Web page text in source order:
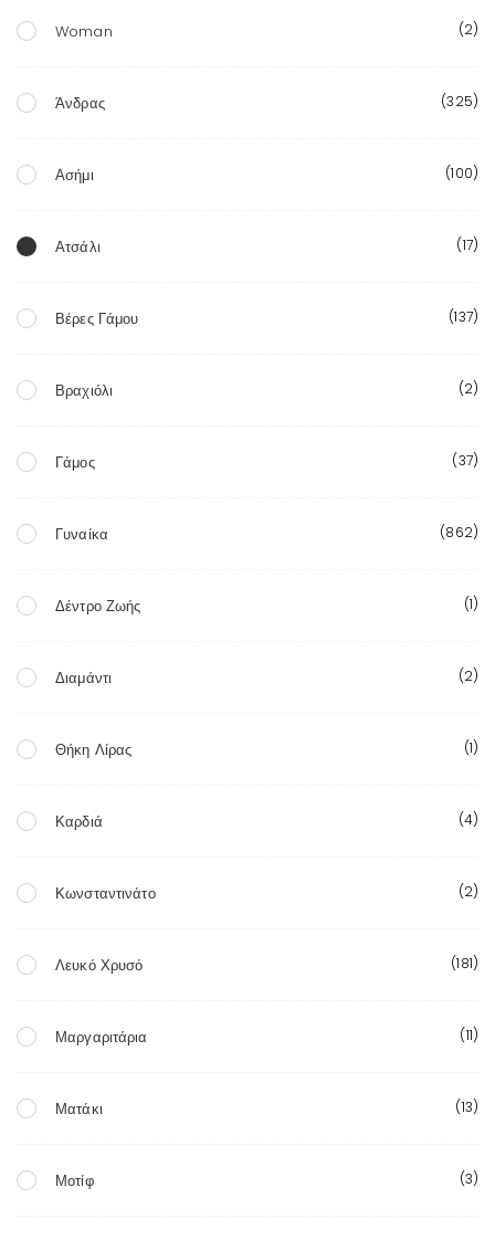
Woman (2)
Άνδρας (325)
Ασήμι (100)
Ατσάλι (17)
Βέρες Γάμου (137)
Βραχιόλι (2)
Γάμος (37)
Γυναίκα (862)
Δέντρο Ζωής (1)
Διαμάντι (2)
Θήκη Λίρας (1)
Καρδιά (4)
Κωνσταντινάτο (2)
Λευκό Χρυσό (181)
Μαργαριτάρια (11)
Ματάκι (13)
Μοτίφ (3)